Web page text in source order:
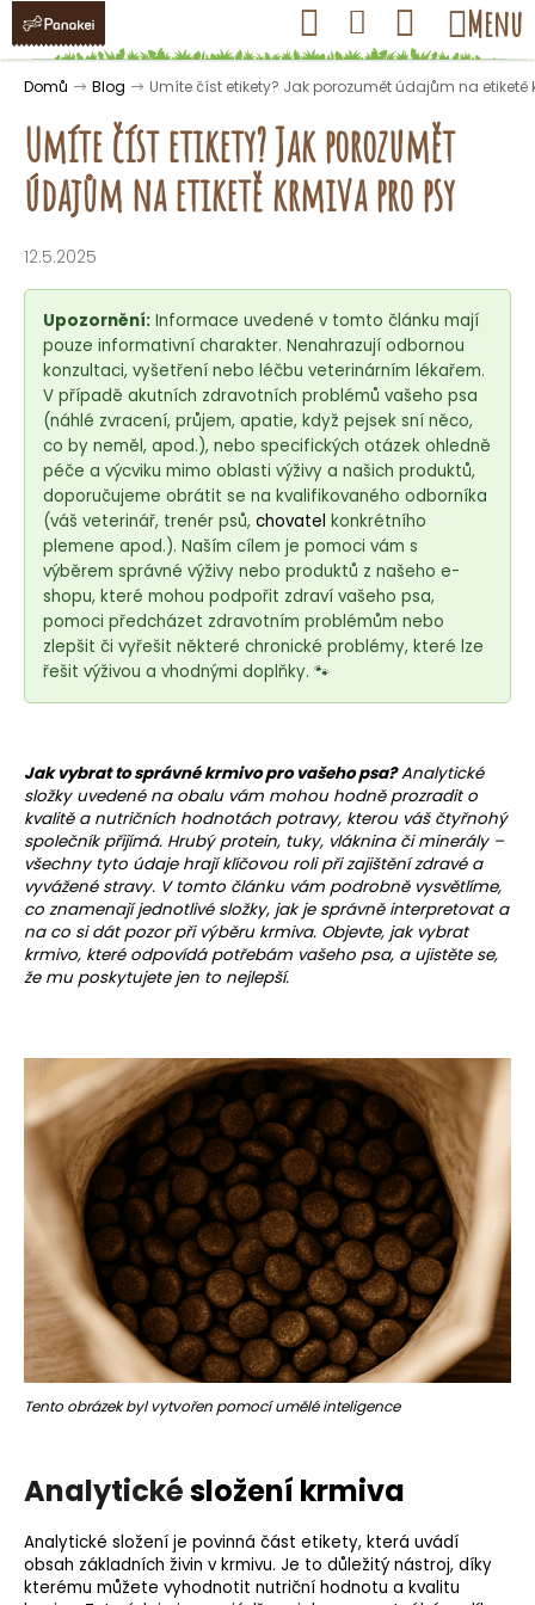
Přejít
obsah
Hledat Přihlášení
Nákupní
košík
Menu
Domů Blog Umíte číst etikety? Jak porozumět údajům na etiketě
Umíte číst etikety? Jak porozumět
údajům na etiketě krmiva pro psy
12.5.2025
Upozornění: Informace uvedené v tomto článku mají
pouze informativní charakter. Nenahrazují odbornou
konzultaci, vyšetření nebo léčbu veterinárním lékařem.
V případě akutních zdravotních problémů vašeho psa
(náhlé zvracení, průjem, apatie, když pejsek sní něco,
co by neměl, apod.), nebo specifických otázek ohledně
péče a výcviku mimo oblasti výživy a našich produktů,
doporučujeme obrátit se na kvalifikovaného odborníka
(váš veterinář, trenér psů, chovatel konkrétního
plemene apod.). Naším cílem je pomoci vám s
výběrem správné výživy nebo produktů z našeho e-
shopu, které mohou podpořit zdraví vašeho psa,
pomoci předcházet zdravotním problémům nebo
zlepšit či vyřešit některé chronické problémy, které lze
řešit výživou a vhodnými doplňky. 🐾
Jak vybrat to správné krmivo pro vašeho psa? Analytické
složkyuvedené na obalu vám mohou hodně prozradit o
kvalitě a nutričních hodnotách potravy, kterou váš čtyřnohý
společník přijímá. Hrubý protein, tuky, vláknina či minerály –
všechny tyto údaje hrají klíčovou roli při zajištění zdravé a
vyvážené stravy. V tomto článku vám podrobně vysvětlíme,
co znamenají jednotlivé složky, jak je správně interpretovat a
na co si dát pozor při výběru krmiva. Objevte, jak vybrat
krmivo, které odpovídá potřebám vašeho psa, a ujistěte se,
že mu poskytujete jen to nejlepší.
Tento obrázek byl vytvořen pomocí umělé inteligence
Analytickésložení krmiva
Analytické složení je povinná část etikety, která uvádí
obsah základních živin v krmivu. Je to důležitý nástroj, díky
kterému můžete vyhodnotit nutriční hodnotu a kvalitu
K
o Zpět
Zpět
o
p
a
j
t
?
HLEDAT
p
o
r
u
č
u
j
e
m
e